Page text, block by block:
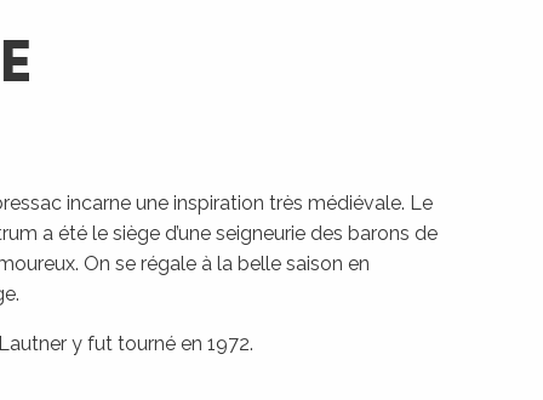
incarne une inspiration très médiévale. Le
a été le siège d’une seigneurie des barons de
On se régale à la belle saison en
y fut tourné en 1972.